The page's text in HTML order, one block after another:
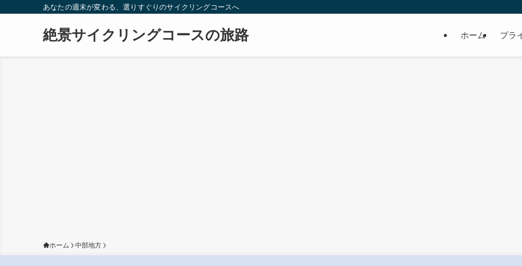
あなたの週末が変わる、選りすぐりのサイクリングコースへ
絶景サイクリングコースの旅路 ホーム プラ
ホーム 中部地方